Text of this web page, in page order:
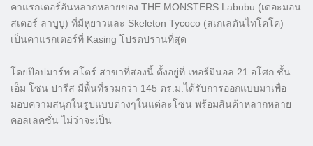
คาแรกเตอร์อันหลากหลายของ THE MONSTERS Labubu (เดอะมอน
สเตอร์ ลาบูบู) ที่มีหูยาวและ Skeleton Tycoco (สเกเลตันไทโคโค)
เป็นคาแรกเตอร์ที่ Kasing โปรดปรานที่สุด
โดยป๊อปมาร์ท สโตร์ สาขาที่สองนี้ ตั้งอยู่ที่ เทอร์มินอล 21 อโศก ชั้น
เอ็ม โซน ปารีส มีพื้นที่รวมกว่า 145 ตร.ม.ได้รับการออกแบบมาเพื่อ
มอบความสนุกในรูปแบบต่างๆในแต่ละโซน พร้อมสินค้าหลากหลาย
คอลเลคชั่น ไม่ว่าจะเป็น